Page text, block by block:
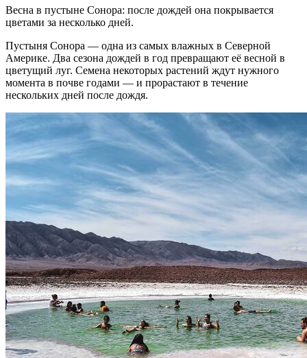
Весна в пустыне Сонора: после дождей она покрывается
цветами за несколько дней.
Пустыня Сонора — одна из самых влажных в Северной
Америке. Два сезона дождей в год превращают её весной в
цветущий луг. Семена некоторых растений ждут нужного
момента в почве годами — и прорастают в течение
нескольких дней после дождя.